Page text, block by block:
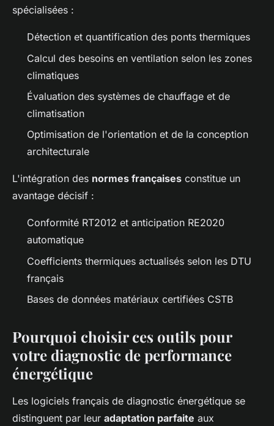
spécialisées :
Détection et quantification des ponts thermiques
Calcul des besoins en ventilation selon les zones
climatiques
Évaluation des systèmes de chauffage et de
climatisation
Optimisation de l'orientation et de la conception
architecturale
L'intégration des normes françaises constitue un
avantage décisif :
Conformité RT2012 et anticipation RE2020
automatique
Coefficients thermiques actualisés selon les DTU
français
Bases de données matériaux certifiées CSTB
Pourquoi choisir ces outils pour
votre diagnostic de performance
énergétique
Les logiciels français de diagnostic énergétique se
distinguent par leur adaptation parfaite aux